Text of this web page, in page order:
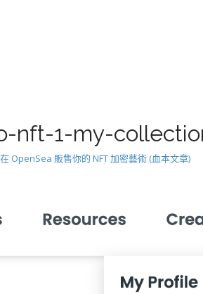
nft-1-my-
OpenSea 販售你的 NFT 加密藝術 (血本文章)